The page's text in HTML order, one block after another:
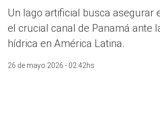
Un lago artificial busca asegurar
el crucial canal de Panamá ante
hídrica en América Latina.
26 de mayo 2026 - 02:42hs